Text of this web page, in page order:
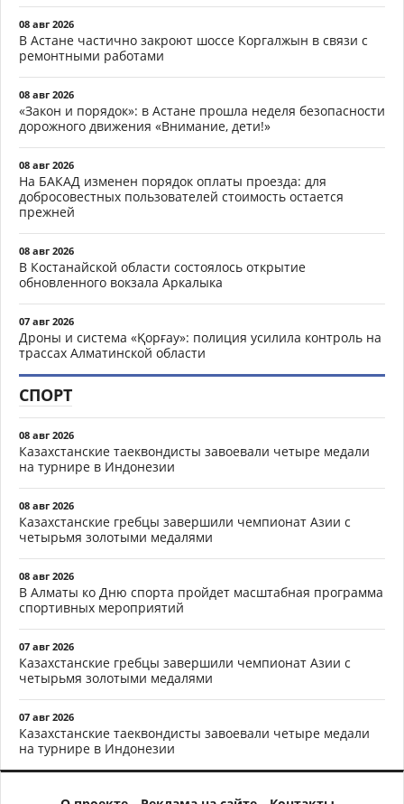
08 авг 2026
В Астане частично закроют шоссе Коргалжын в связи с
ремонтными работами
08 авг 2026
«Закон и порядок»: в Астане прошла неделя безопасности
дорожного движения «Внимание, дети!»
08 авг 2026
На БАКАД изменен порядок оплаты проезда: для
добросовестных пользователей стоимость остается
прежней
08 авг 2026
В Костанайской области состоялось открытие
обновленного вокзала Аркалыка
07 авг 2026
Дроны и система «Қорғау»: полиция усилила контроль на
трассах Алматинской области
СПОРТ
08 авг 2026
Казахстанские таеквондисты завоевали четыре медали
на турнире в Индонезии
08 авг 2026
Казахстанские гребцы завершили чемпионат Азии с
четырьмя золотыми медалями
08 авг 2026
В Алматы ко Дню спорта пройдет масштабная программа
спортивных мероприятий
07 авг 2026
Казахстанские гребцы завершили чемпионат Азии с
четырьмя золотыми медалями
07 авг 2026
Казахстанские таеквондисты завоевали четыре медали
на турнире в Индонезии